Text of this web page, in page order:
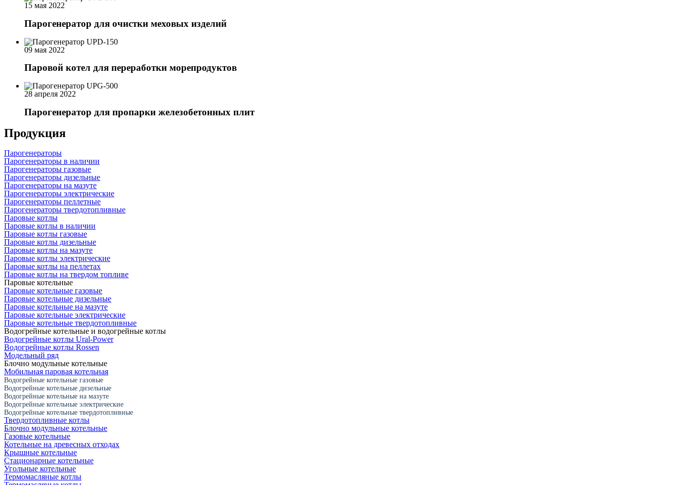
15 мая 2022
Парогенератор для очистки меховых изделий
09 мая 2022
Паровой котел для переработки морепродуктов
28 апреля 2022
Парогенератор для пропарки железобетонных плит
Продукция
Парогенераторы
Парогенераторы в наличии
Парогенераторы газовые
Парогенераторы дизельные
Парогенераторы на мазуте
Парогенераторы электрические
Парогенераторы пеллетные
Парогенераторы твердотопливные
Паровые котлы
Паровые котлы в наличии
Паровые котлы газовые
Паровые котлы дизельные
Паровые котлы на мазуте
Паровые котлы электрические
Паровые котлы на пеллетах
Паровые котлы на твердом топливе
Паровые котельные
Паровые котельные газовые
Паровые котельные дизельные
Паровые котельные на мазуте
Паровые котельные электрические
Паровые котельные твердотопливные
Водогрейные котельные и водогрейные котлы
Водогрейные котлы Ural-Power
Водогрейные котлы Rossen
Модельный ряд
Блочно модульные котельные
Мобильная паровая котельная
Водогрейные котельные газовые
Водогрейные котельные дизельные
Водогрейные котельные на мазуте
Водогрейные котельные электрические
Водогрейные котельные твердотопливные
Твердотопливные котлы
Блочно модульные котельные
Газовые котельные
Котельные на древесных отходах
Крышные котельные
Стационарные котельные
Угольные котельные
Термомасляные котлы